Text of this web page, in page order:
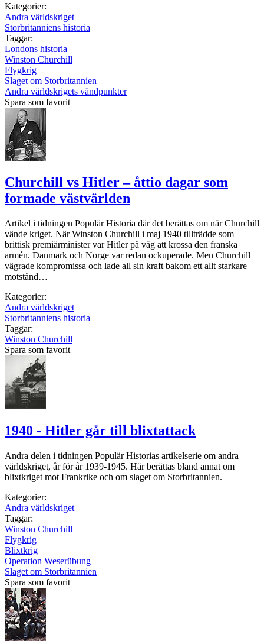
Kategorier:
Andra världskriget
Storbritanniens historia
Taggar:
Londons historia
Winston Churchill
Flygkrig
Slaget om Storbritannien
Andra världskrigets vändpunkter
Spara som favorit
Churchill vs Hitler – åttio dagar som
formade västvärlden
Artikel i tidningen Populär Historia där det berättas om när Churchill
vände kriget. När Winston Churchill i maj 1940 tillträdde som
brittisk premiärminister var Hitler på väg att krossa den franska
armén. Danmark och Norge var redan ockuperade. Men Churchill
vägrade kompromissa och lade all sin kraft bakom ett allt starkare
motstånd…
Kategorier:
Andra världskriget
Storbritanniens historia
Taggar:
Winston Churchill
Spara som favorit
1940 - Hitler går till blixtattack
Andra delen i tidningen Populär Historias artikelserie om andra
världskriget, år för år 1939-1945. Här berättas bland annat om
blixtkriget mot Frankrike och om slaget om Storbritannien.
Kategorier:
Andra världskriget
Taggar:
Winston Churchill
Flygkrig
Blixtkrig
Operation Weserübung
Slaget om Storbritannien
Spara som favorit